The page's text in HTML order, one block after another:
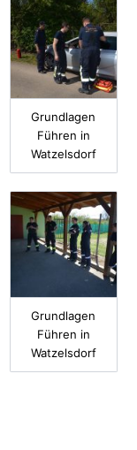
Grundlagen
Führen in
Watzelsdorf
Grundlagen
Führen in
Watzelsdorf